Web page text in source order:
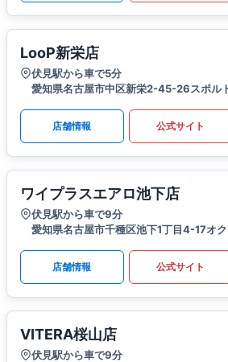
LooP新栄店
伏見駅から車で5分
愛知県名古屋市中区新栄2-45-26スポル
店舗情報 公式サイト
ワイプラスエアロ池下店
伏見駅から車で9分
愛知県名古屋市千種区池下1丁目4-17オ
店舗情報 公式サイト
VITERA桜山店
伏見駅から車で9分